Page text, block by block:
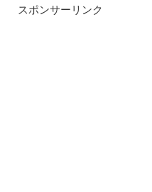
スポンサーリンク